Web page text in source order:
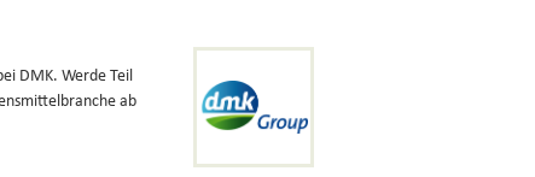
DMK. Werde Teil
ab